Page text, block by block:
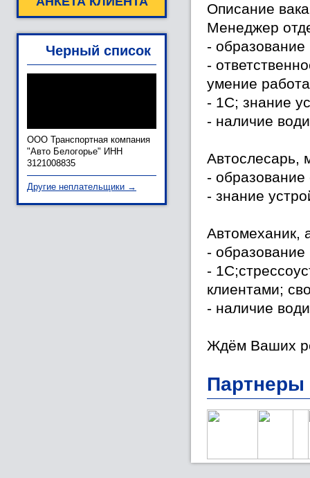
Черный список
ООО Транспортная компания
"Авто Белогорье" ИНН
3121008835
Другие неплательщики →
Описание
Менеджер
-
-
умение
- 1С; знание
- наличие
Автослесарь,
-
- знание
Автомеханик,
-
-
клиентами;
- наличие
Ждём Ваших
Партнеры